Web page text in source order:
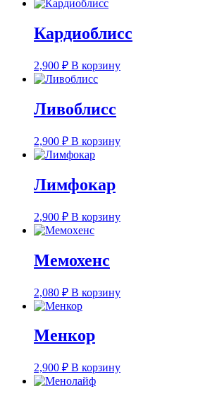
Кардиоблисс
2,900 ₽ В корзину
Ливоблисс
2,900 ₽ В корзину
Лимфокар
2,900 ₽ В корзину
Мемохенс
2,080 ₽ В корзину
Менкор
2,900 ₽ В корзину